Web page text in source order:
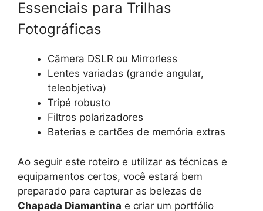
Essenciais para Trilhas
Fotográficas
Câmera DSLR ou Mirrorless
Lentes variadas (grande angular,
teleobjetiva)
Tripé robusto
Filtros polarizadores
Baterias e cartões de memória extras
Ao seguir este roteiro e utilizar as técnicas e
equipamentos certos, você estará bem
preparado para capturar as belezas de
Chapada Diamantina e criar um portfólio